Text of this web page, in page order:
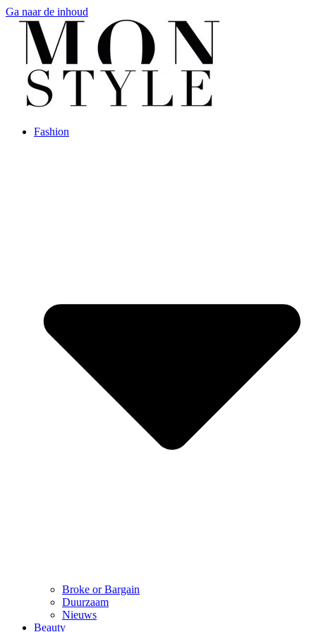
Ga naar de inhoud
Fashion
Broke or Bargain
Duurzaam
Nieuws
Beauty